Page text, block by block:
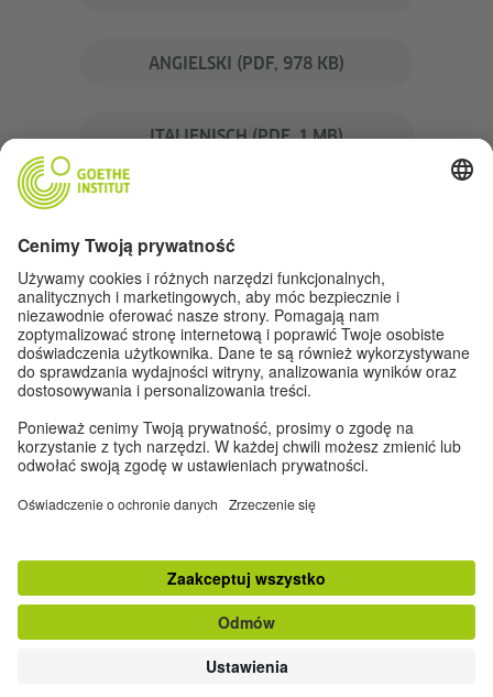
ANGIELSKI (PDF, 978 KB)
ITALIENISCH(PDF, 1 MB)
Recenzja książki
Tekst: Kristina Maidt-Zinke
Zapisz się do Newslettera
Ustawienia prywatności